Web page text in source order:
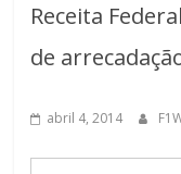
Receita
de
abril 4, 2014